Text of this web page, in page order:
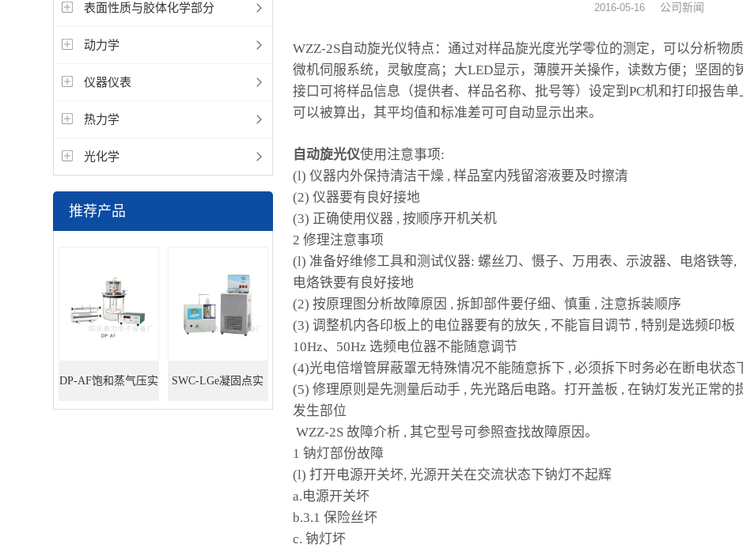
表面性质与胶体化学部分
动力学
仪器仪表
热力学
光化学
推荐产品
DP-AF饱和蒸气压实 SWC-LGe凝固点实
2016-05-16 公司新闻
WZZ-2S自动旋光仪特点：通过对样品旋光度光学零位的测定，可以分析物
微机伺服系统，灵敏度高；大LED显示，薄膜开关操作，读数方便；坚固的
接口可将样品信息（提供者、样品名称、批号等）设定到PC机和打印报告
可以被算出，其平均值和标准差可可自动显示出来。
自动旋光仪使用注意事项:
(l) 仪器内外保持清洁干燥 , 样品室内残留溶液要及时擦清
(2) 仪器要有良好接地
(3) 正确使用仪器 , 按顺序开机关机
2 修理注意事项
(l) 准备好维修工具和测试仪器: 螺丝刀、慑子、万用表、示波器、电烙铁等,
电烙铁要有良好接地
(2) 按原理图分析故障原因 , 拆卸部件要仔细、慎重 , 注意拆装顺序
(3) 调整机内各印板上的电位器要有的放矢 , 不能盲目调节 , 特别是选频印板
10Hz、50Hz 选频电位器不能随意调节
(4)光电倍增管屏蔽罩无特殊情况不能随意拆下 , 必须拆下时务必在断电状态
(5) 修理原则是先测量后动手 , 先光路后电路。打开盖板 , 在钠灯发光正常的
发生部位
WZZ-2S 故障介析 , 其它型号可参照查找故障原因。
1 钠灯部份故障
(l) 打开电源开关坏, 光源开关在交流状态下钠灯不起辉
a.电源开关坏
b.3.1 保险丝坏
c. 钠灯坏